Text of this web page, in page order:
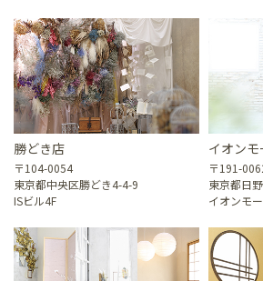
勝どき店
〒104-0054
東京都中央区勝どき4-4-9
ISビル4F
イオン
〒191-
東京都日
イオンモ